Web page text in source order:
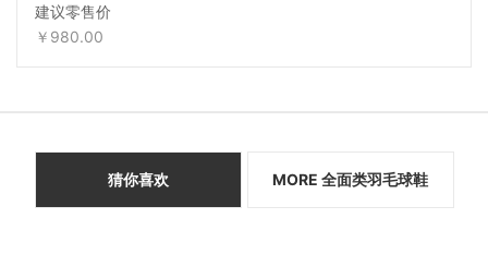
建议零售价
￥980.00
猜你喜欢 MORE 全面类羽毛球鞋